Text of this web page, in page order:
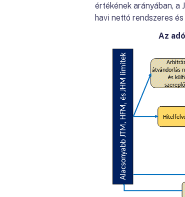
értékének arányában,
havi nettó rendszeres
Az